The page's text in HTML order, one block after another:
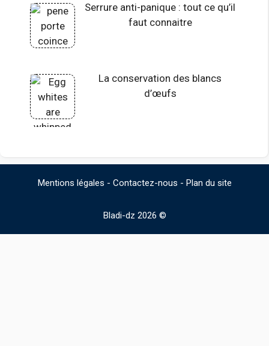
Serrure anti-panique : tout ce qu’il
faut connaitre
La conservation des blancs
d’œufs
Mentions légales - Contactez-nous - Plan du site
Bladi-dz 2026 ©